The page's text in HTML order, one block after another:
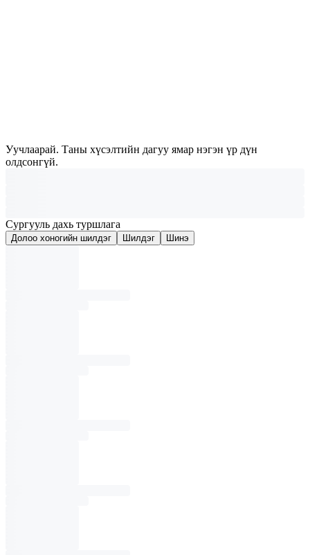
Уучлаарай. Таны хүсэлтийн дагуу ямар нэгэн үр дүн
олдсонгүй.
Сургууль дахь туршлага
Долоо хоногийн шилдэг Шилдэг Шинэ